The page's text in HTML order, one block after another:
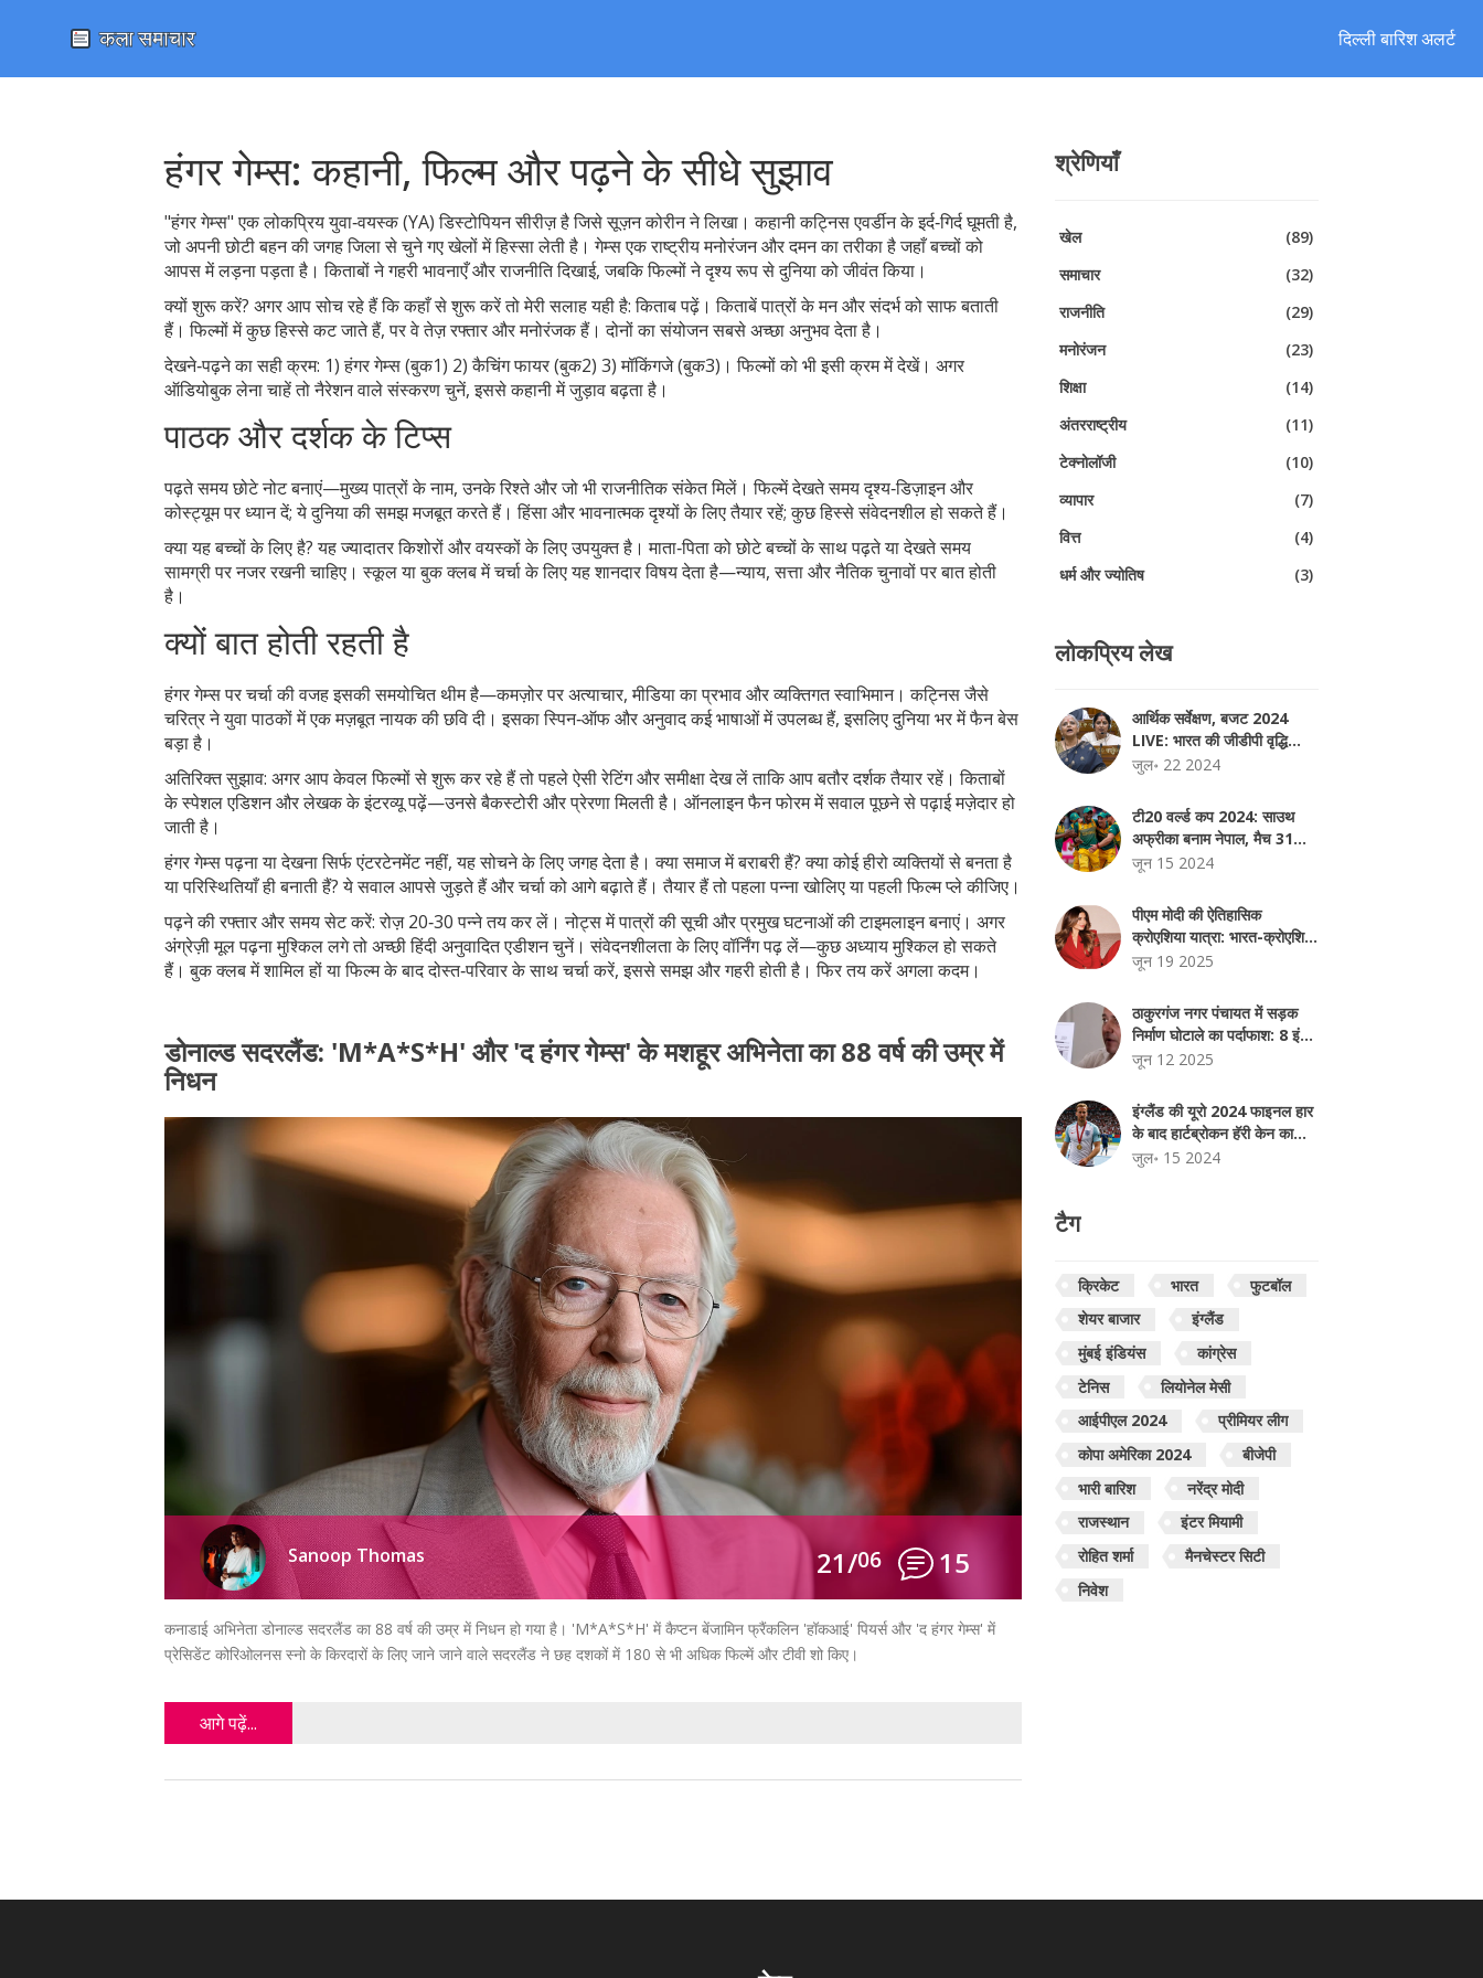
दिल्ली बारिश अलर्ट
हंगर गेम्स: कहानी, फिल्म और पढ़ने के सीधे सुझाव
"हंगर गेम्स" एक लोकप्रिय युवा‑वयस्क (YA) डिस्टोपियन सीरीज़ है जिसे सूज़न कोरीन ने लिखा। कहानी कट्निस एवर्डीन के इर्द‑गिर्द घूमती है,
जो अपनी छोटी बहन की जगह जिला से चुने गए खेलों में हिस्सा लेती है। गेम्स एक राष्ट्रीय मनोरंजन और दमन का तरीका है जहाँ बच्चों को
आपस में लड़ना पड़ता है। किताबों ने गहरी भावनाएँ और राजनीति दिखाई, जबकि फिल्मों ने दृश्य रूप से दुनिया को जीवंत किया।
क्यों शुरू करें? अगर आप सोच रहे हैं कि कहाँ से शुरू करें तो मेरी सलाह यही है: किताब पढ़ें। किताबें पात्रों के मन और संदर्भ को साफ बताती
हैं। फिल्मों में कुछ हिस्से कट जाते हैं, पर वे तेज़ रफ्तार और मनोरंजक हैं। दोनों का संयोजन सबसे अच्छा अनुभव देता है।
देखने‑पढ़ने का सही क्रम: 1) हंगर गेम्स (बुक1) 2) कैचिंग फायर (बुक2) 3) मॉकिंगजे (बुक3)। फिल्मों को भी इसी क्रम में देखें। अगर
ऑडियोबुक लेना चाहें तो नैरेशन वाले संस्करण चुनें, इससे कहानी में जुड़ाव बढ़ता है।
पाठक और दर्शक के टिप्स
पढ़ते समय छोटे नोट बनाएं—मुख्य पात्रों के नाम, उनके रिश्ते और जो भी राजनीतिक संकेत मिलें। फिल्में देखते समय दृश्य‑डिज़ाइन और
कोस्ट्यूम पर ध्यान दें; ये दुनिया की समझ मजबूत करते हैं। हिंसा और भावनात्मक दृश्यों के लिए तैयार रहें; कुछ हिस्से संवेदनशील हो सकते हैं।
क्या यह बच्चों के लिए है? यह ज्यादातर किशोरों और वयस्कों के लिए उपयुक्त है। माता‑पिता को छोटे बच्चों के साथ पढ़ते या देखते समय
सामग्री पर नजर रखनी चाहिए। स्कूल या बुक क्लब में चर्चा के लिए यह शानदार विषय देता है—न्याय, सत्ता और नैतिक चुनावों पर बात होती
है।
क्यों बात होती रहती है
हंगर गेम्स पर चर्चा की वजह इसकी समयोचित थीम है—कमज़ोर पर अत्याचार, मीडिया का प्रभाव और व्यक्तिगत स्वाभिमान। कट्निस जैसे
चरित्र ने युवा पाठकों में एक मज़बूत नायक की छवि दी। इसका स्पिन‑ऑफ और अनुवाद कई भाषाओं में उपलब्ध हैं, इसलिए दुनिया भर में फैन बेस
बड़ा है।
अतिरिक्त सुझाव: अगर आप केवल फिल्मों से शुरू कर रहे हैं तो पहले ऐसी रेटिंग और समीक्षा देख लें ताकि आप बतौर दर्शक तैयार रहें। किताबों
के स्पेशल एडिशन और लेखक के इंटरव्यू पढ़ें—उनसे बैकस्टोरी और प्रेरणा मिलती है। ऑनलाइन फैन फोरम में सवाल पूछने से पढ़ाई मज़ेदार हो
जाती है।
हंगर गेम्स पढ़ना या देखना सिर्फ एंटरटेनमेंट नहीं, यह सोचने के लिए जगह देता है। क्या समाज में बराबरी हैं? क्या कोई हीरो व्यक्तियों से बनता है
या परिस्थितियाँ ही बनाती हैं? ये सवाल आपसे जुड़ते हैं और चर्चा को आगे बढ़ाते हैं। तैयार हैं तो पहला पन्ना खोलिए या पहली फिल्म प्ले कीजिए।
पढ़ने की रफ्तार और समय सेट करें: रोज़ 20‑30 पन्ने तय कर लें। नोट्स में पात्रों की सूची और प्रमुख घटनाओं की टाइमलाइन बनाएं। अगर
अंग्रेज़ी मूल पढ़ना मुश्किल लगे तो अच्छी हिंदी अनुवादित एडीशन चुनें। संवेदनशीलता के लिए वॉर्निंग पढ़ लें—कुछ अध्याय मुश्किल हो सकते
हैं। बुक क्लब में शामिल हों या फिल्म के बाद दोस्त‑परिवार के साथ चर्चा करें, इससे समझ और गहरी होती है। फिर तय करें अगला कदम।
डोनाल्ड सदरलैंड: 'M*A*S*H' और 'द हंगर गेम्स' के मशहूर अभिनेता का 88 वर्ष की उम्र में
निधन
Sanoop Thomas 21/06 15
कनाडाई अभिनेता डोनाल्ड सदरलैंड का 88 वर्ष की उम्र में निधन हो गया है। 'M*A*S*H' में कैप्टन बेंजामिन फ्रैंकलिन 'हॉकआई' पियर्स और 'द हंगर गेम्स' में
प्रेसिडेंट कोरिओलनस स्नो के किरदारों के लिए जाने जाने वाले सदरलैंड ने छह दशकों में 180 से भी अधिक फिल्में और टीवी शो किए।
आगे पढ़ें...
श्रेणियाँ
खेल
(89)
समाचार
(32)
राजनीति
(29)
मनोरंजन
(23)
शिक्षा
(14)
अंतरराष्ट्रीय
(11)
टेक्नोलॉजी
(10)
व्यापार
(7)
वित्त
(4)
धर्म और ज्योतिष
(3)
लोकप्रिय लेख
आर्थिक सर्वेक्षण, बजट 2024
LIVE: भारत की जीडीपी वृद्धि
6.5-7% पर पहुंची
जुल॰ 22 2024
टी20 वर्ल्ड कप 2024: साउथ
अफ्रीका बनाम नेपाल, मैच 31
लाइव स्कोर
जून 15 2024
पीएम मोदी की ऐतिहासिक
क्रोएशिया यात्रा: भारत-क्रोएशिया
संबंधों में नया अध्याय
जून 19 2025
ठाकुरगंज नगर पंचायत में सड़क
निर्माण घोटाले का पर्दाफाश: 8 इंच
की जगह सिर्फ 5 इंच मोटाई की
जून 12 2025
इंग्लैंड की यूरो 2024 फाइनल हार
के बाद हार्टब्रोकन हॅरी केन का
भावुक संदेश
जुल॰ 15 2024
टैग
क्रिकेट भारत
फुटबॉल
शेयर बाजार
इंग्लैंड
मुंबई इंडियंस
कांग्रेस
टेनिस
लियोनेल मेसी
आईपीएल 2024
प्रीमियर लीग
कोपा अमेरिका 2024
बीजेपी
भारी बारिश
नरेंद्र मोदी
राजस्थान
इंटर मियामी
रोहित शर्मा
मैनचेस्टर सिटी
निवेश